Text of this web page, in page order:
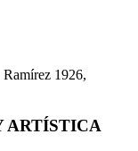
1926,
ARTÍSTICA